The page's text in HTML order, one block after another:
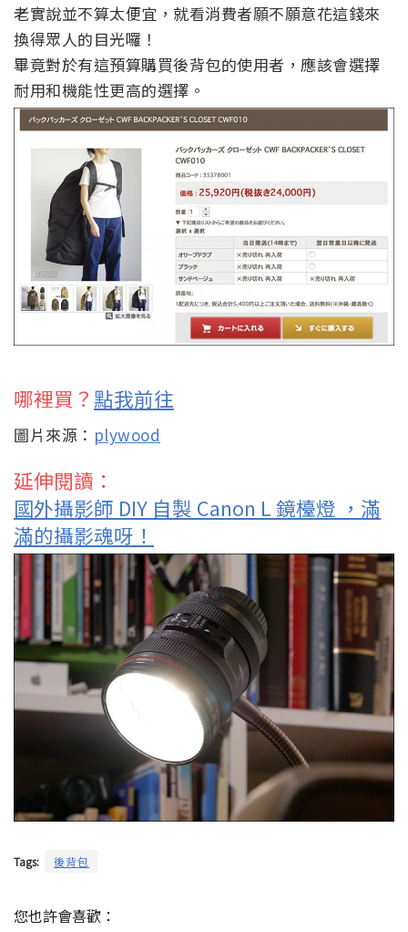
老實說並不算太便宜，就看消費者願不願意花這錢來
換得眾人的目光囉！
畢竟對於有這預算購買後背包的使用者，應該會選擇
耐用和機能性更高的選擇。
哪裡買？ 點我前往
圖片來源： plywood
延伸閱讀：
國外攝影師 DIY 自製 Canon L 鏡檯燈 ，滿
滿的攝影魂呀！
Tags: 後背包
您也許會喜歡：